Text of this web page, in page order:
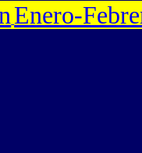
Enero-